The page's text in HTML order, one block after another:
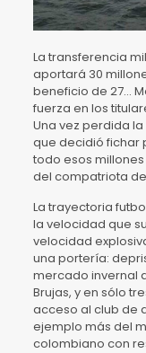
La transferencia
aportará 30
beneficio de 27…
fuerza en los
Una vez perdida
que decidió fichar
todo esos
del compatriota
La trayectoria
la velocidad que
velocidad
una portería:
mercado invernal
Brujas, y en sólo
acceso al club de
ejemplo más del
colombiano con